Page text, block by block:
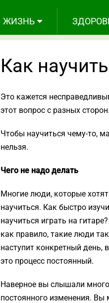
ЖИЗНЬ
Как
Это кажется
этот вопрос с разных сторон.
Чтобы научиться чему-то,
нельзя.
Чего не надо делать
Многие люди, которые
научиться. Как быстро
научиться играть на
как правило, такие люди
наступит конкретный день,
это процесс постоянный.
Наверное вы слышали
постоянного изменения. Вы